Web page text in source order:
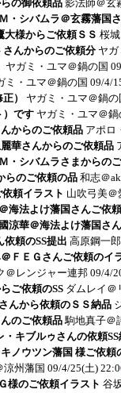
の御依頼品影法師＠玄
・シバムラ＠玄霧藩国
様からご依頼ＳＳ 桜
さんからのご依頼分 ヤ
ヤガミ・ユマ＠鍋の国
ミ・ユマ＠鍋の国 09/4/
）
ヤガミ・ユマ＠鍋の
）です ヤガミ・ユマ＠鍋
からのご依頼品 アポロ
華さんからのご依頼品
・シバムラさまからの
らのご依頼の品 和志＠
頼イラスト 山吹弓美＠
海法よけ藩国さんご依
涼華＠海法よけ藩国さ
依頼のSS提出 高原鋼一
ＦＥＧさんご依頼のイ
＠レンジャー連邦 09/4/
ご依頼のSS ダムレイ＠
んから依頼のＳＳ納品
のご依頼品 駒地真子＠
・キブルゥさんの依頼
ノウツン藩国 様ご依頼
涼州藩国 09/4/25(土)
様のご依頼イラスト 谷